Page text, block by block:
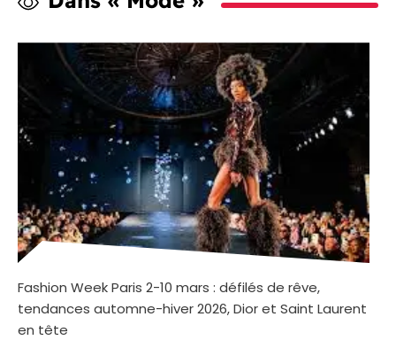
Fashion Week Paris 2-10 mars : défilés de rêve,
tendances automne-hiver 2026, Dior et Saint Laurent
en tête